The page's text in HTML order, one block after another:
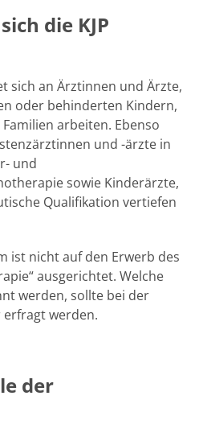
die KJP
sich an Ärztinnen und Ärzte,
oder behinderten Kindern,
arbeiten. Ebenso
und -ärzte in
und
sowie Kinderärzte,
Qualifikation vertiefen
ist nicht auf den Erwerb des
ausgerichtet. Welche
werden, sollte bei der
erfragt werden.
der